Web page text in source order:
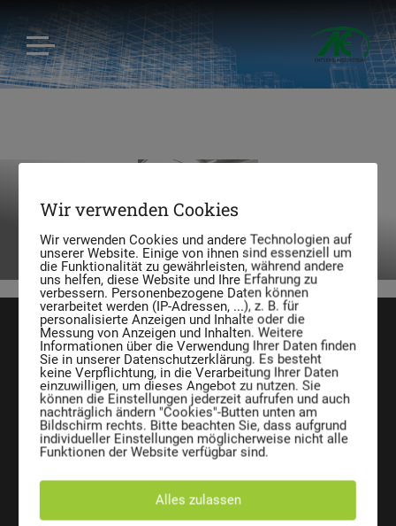
Industriebedarf – Lagerung,
Manipulation, Sammlung, …
AE Entsorgungssysteme GmbH
Josef Sandhofer Straße 9c
A-2000 Stockerau
Austria
Fax:+43 2266 66 190 26
office@ae-entsorgung.eu
Wir verwenden Cookies
Wir verwenden Cookies und andere Technologien auf
unserer Website. Einige von ihnen sind essenziell um
die Funktionalität zu gewährleisten, während andere
uns helfen, diese Website und Ihre Erfahrung zu
verbessern. Personenbezogene Daten können
verarbeitet werden (IP-Adressen, ...), z. B. für
personalisierte Anzeigen und Inhalte oder die
Messung von Anzeigen und Inhalten. Weitere
Informationen über die Verwendung Ihrer Daten finden
Sie in unserer Datenschutzerklärung. Es besteht
keine Verpflichtung, in die Verarbeitung Ihrer Daten
einzuwilligen, um dieses Angebot zu nutzen. Sie
können die Einstellungen jederzeit aufrufen und auch
nachträglich ändern "Cookies"-Butten unten am
Bildschirm rechts. Bitte beachten Sie, dass aufgrund
individueller Einstellungen möglicherweise nicht alle
Funktionen der Website verfügbar sind.
Alles zulassen